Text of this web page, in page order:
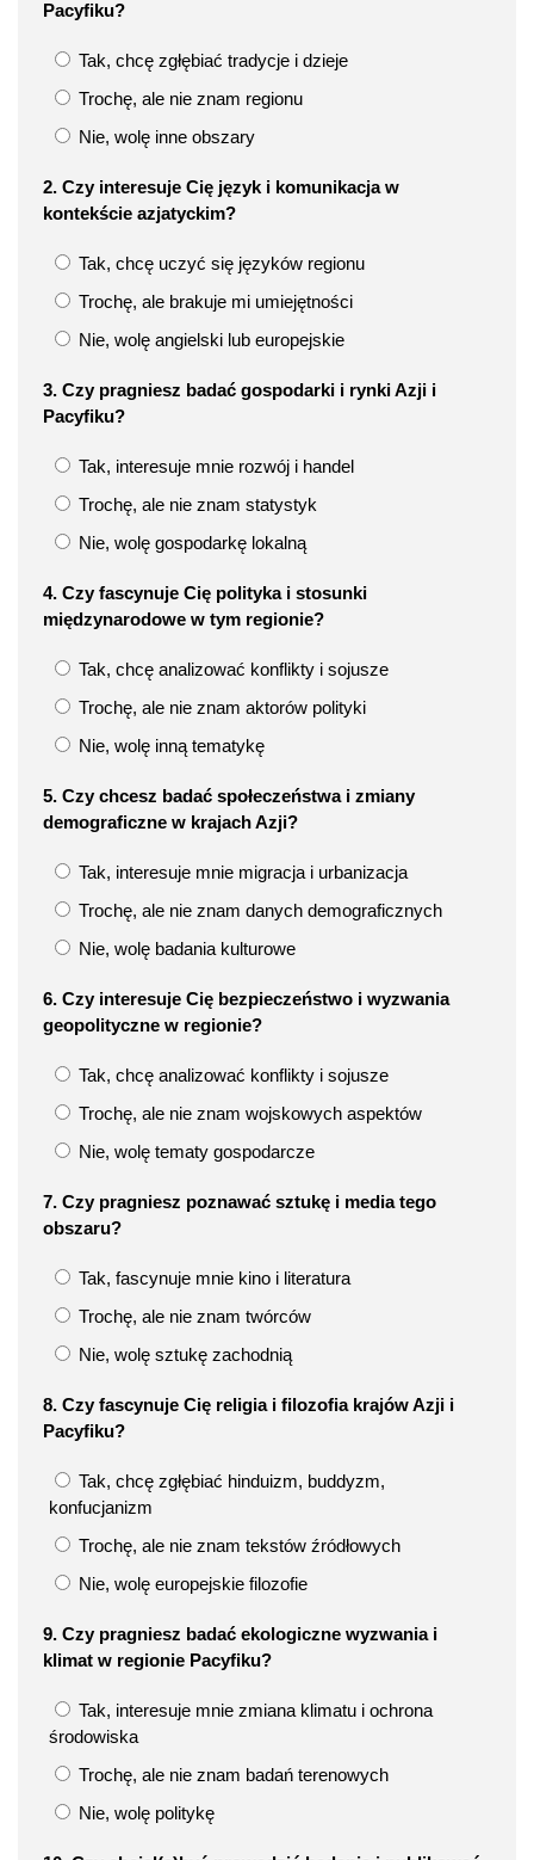
Pacyfiku?
Tak, chcę zgłębiać tradycje i dzieje
Trochę, ale nie znam regionu
Nie, wolę inne obszary
2. Czy interesuje Cię język i komunikacja w
kontekście azjatyckim?
Tak, chcę uczyć się języków regionu
Trochę, ale brakuje mi umiejętności
Nie, wolę angielski lub europejskie
3. Czy pragniesz badać gospodarki i rynki Azji i
Pacyfiku?
Tak, interesuje mnie rozwój i handel
Trochę, ale nie znam statystyk
Nie, wolę gospodarkę lokalną
4. Czy fascynuje Cię polityka i stosunki
międzynarodowe w tym regionie?
Tak, chcę analizować konflikty i sojusze
Trochę, ale nie znam aktorów polityki
Nie, wolę inną tematykę
5. Czy chcesz badać społeczeństwa i zmiany
demograficzne w krajach Azji?
Tak, interesuje mnie migracja i urbanizacja
Trochę, ale nie znam danych demograficznych
Nie, wolę badania kulturowe
6. Czy interesuje Cię bezpieczeństwo i wyzwania
geopolityczne w regionie?
Tak, chcę analizować konflikty i sojusze
Trochę, ale nie znam wojskowych aspektów
Nie, wolę tematy gospodarcze
7. Czy pragniesz poznawać sztukę i media tego
obszaru?
Tak, fascynuje mnie kino i literatura
Trochę, ale nie znam twórców
Nie, wolę sztukę zachodnią
8. Czy fascynuje Cię religia i filozofia krajów Azji i
Pacyfiku?
Tak, chcę zgłębiać hinduizm, buddyzm,
konfucjanizm
Trochę, ale nie znam tekstów źródłowych
Nie, wolę europejskie filozofie
9. Czy pragniesz badać ekologiczne wyzwania i
klimat w regionie Pacyfiku?
Tak, interesuje mnie zmiana klimatu i ochrona
środowiska
Trochę, ale nie znam badań terenowych
Nie, wolę politykę